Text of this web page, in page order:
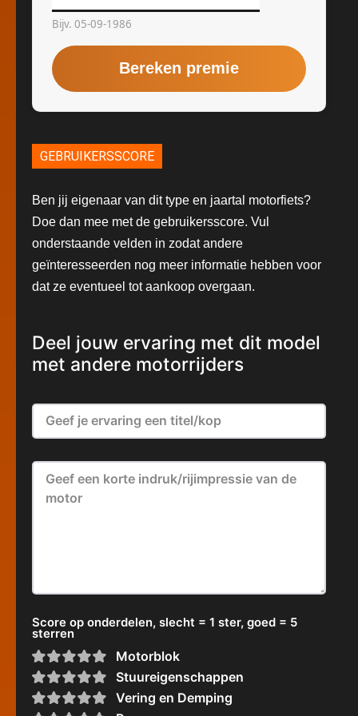
GEBRUIKERSSCORE
Ben jij eigenaar van dit type en jaartal motorfiets?
Doe dan mee met de gebruikersscore. Vul
onderstaande velden in zodat andere
geïnteresseerden nog meer informatie hebben voor
dat ze eventueel tot aankoop overgaan.
Deel jouw ervaring met dit model
met andere motorrijders
Score op onderdelen, slecht = 1 ster, goed = 5
sterren
Motorblok
Stuureigenschappen
Vering en Demping